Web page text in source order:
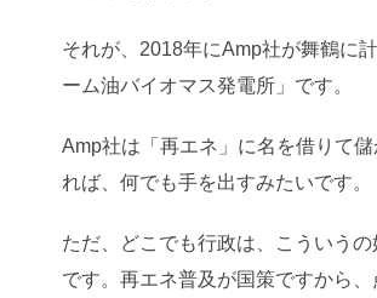
それが、2018年にAmp社が舞鶴に
ーム油バイオマス発電所」です。
Amp社は「再エネ」に名を借りて
れば、何でも手を出すみたいです。
ただ、どこでも行政は、こういうの
です。再エネ普及が国策ですから、